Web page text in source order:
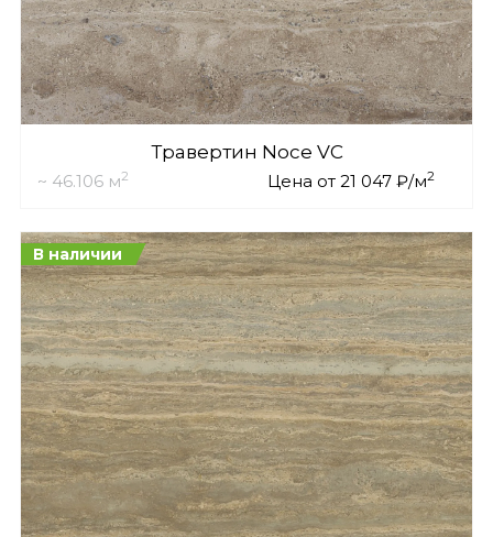
Травертин Noce VC
~ 46.106 м2 Цена от 21 047 ₽/м2
В наличии